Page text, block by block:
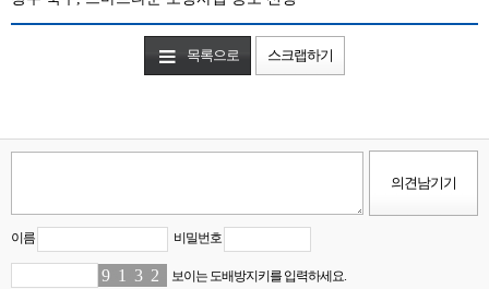
목록으로 스크랩하기
이름 비밀번호
9 1 32 2 보이는 도배방지키를 입력하세요.